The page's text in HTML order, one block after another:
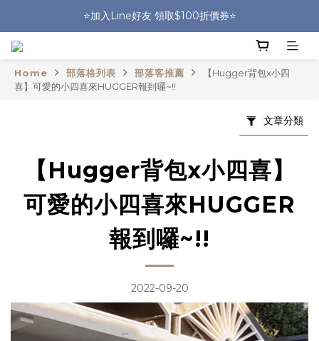
🎒HUGGER實體門市~實背才知道🎒
⭐️加入Line好友 領取$100折價券⭐️
🎒HUGGER實體門市~實背才知道🎒
Home 部落格列表 部落客推薦
【Hugger背包x小四
喜】可愛的小四喜來HUGGER報到囉~!!
文章分類
【Hugger背包x小四喜】
可愛的小四喜來HUGGER
報到囉~!!
2022-09-20